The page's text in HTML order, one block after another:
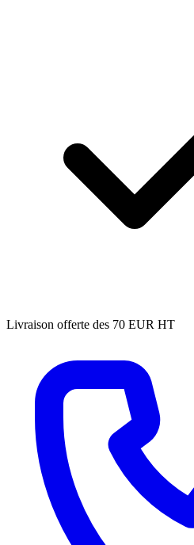
Livraison offerte des 70 EUR HT